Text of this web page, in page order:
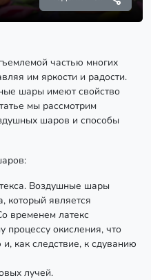
частью многих
им яркости и радости.
шары имеют свойство
мы рассмотрим
шаров и способы
Воздушные шары
который является
временем латекс
процессу окисления, что
как следствие, к сдуванию
лучей.